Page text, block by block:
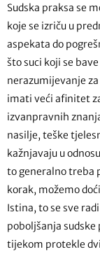
Sudska praksa se
koje se izriču u
aspekata do
što suci koji se
nerazumijevanje
imati veći afinitet
izvanpravnih
nasilje, teške
kažnjavaju u
to generalno treba
korak, možemo
Istina, to se sve
poboljšanja sudske
tijekom protekle